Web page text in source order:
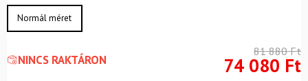
Normál méret
NINCS RAKTÁRON
81 880Ft
74 080 Ft